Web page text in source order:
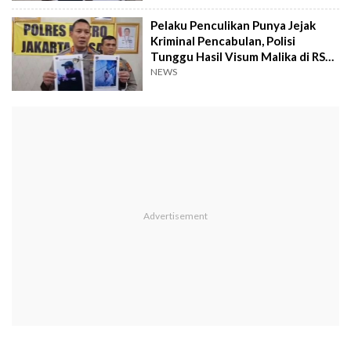
Pelaku Penculikan Punya Jejak
Kriminal Pencabulan, Polisi
Tunggu Hasil Visum Malika di RS
Polri
NEWS